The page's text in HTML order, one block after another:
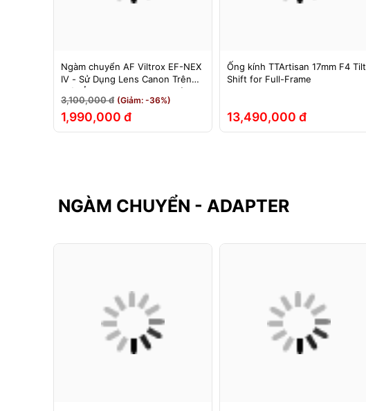
Ngàm chuyển AF Viltrox EF-NEX
IV - Sử Dụng Lens Canon Trên
Máy Ảnh Sony E-Mount - Bảo
Hành 12 Tháng.
3,100,000 đ (Giảm: -36%)
1,990,000 đ
Ống kính TTArtisan 17mm F4 Tilt
Shift for Full-Frame
13,490,000 đ
NGÀM CHUYỂN - ADAPTER